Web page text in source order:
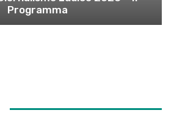
Programma